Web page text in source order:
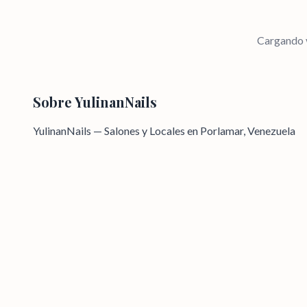
Cargando
SobreYulinanNails
YulinanNails — Salones y Locales en Porlamar, Venezuela